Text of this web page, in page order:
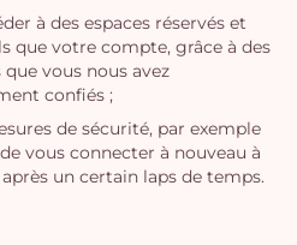
à des espaces réservés et
que votre compte, grâce à des
vous nous avez
confiés ;
de sécurité, par exemple
vous connecter à nouveau à
un certain laps de temps.